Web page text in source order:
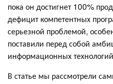
пока он достигнет 100%
дефицит компетентных
серьезной проблемой,
поставили перед собой
информационных
В статье мы рассмотрели